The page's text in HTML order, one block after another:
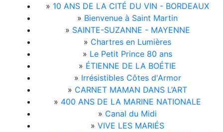
» 10 ANS DE LA CITÉ DU VIN - BORDEAUX
» Bienvenue à Saint Martin
» SAINTE-SUZANNE - MAYENNE
» Chartres en Lumières
» Le Petit Prince 80 ans
» ÉTIENNE DE LA BOÉTIE
» Irrésistibles Côtes d'Armor
» CARNET MAMAN DANS L’ART
» 400 ANS DE LA MARINE NATIONALE
» Canal du Midi
» VIVE LES MARIÉS